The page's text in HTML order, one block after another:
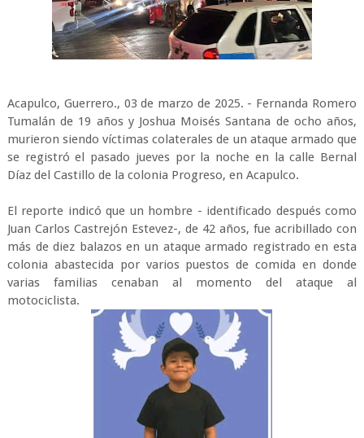
Acapulco, Guerrero., 03 de marzo de 2025. - Fernanda Romero
Tumalán de 19 años y Joshua Moisés Santana de ocho años,
murieron siendo víctimas colaterales de un ataque armado que
se registró el pasado jueves por la noche en la calle Bernal
Díaz del Castillo de la colonia Progreso, en Acapulco.
El reporte indicó que un hombre - identificado después como
Juan Carlos Castrejón Estevez-, de 42 años, fue acribillado con
más de diez balazos en un ataque armado registrado en esta
colonia abastecida por varios puestos de comida en donde
varias familias cenaban al momento del ataque al
motociclista.